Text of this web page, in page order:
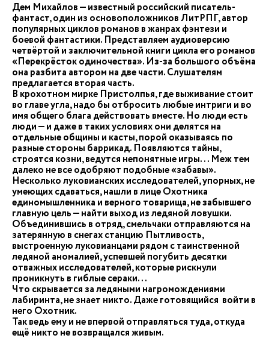
Дем Михайлов — известный российский писатель-
фантаст, один из основоположников ЛитРПГ, автор
популярных циклов романов в жанрах фэнтези и
боевой фантастики. Представляем аудиоверсию
четвёртой и заключительной книги цикла его романов
«Перекрёсток одиночества». Из-за большого объёма
она разбита автором на две части. Слушателям
предлагается вторая часть.
В крохотном мирке Пристолпья, где выживание стоит
во главе угла, надо бы отбросить любые интриги и во
имя общего блага действовать вместе. Но люди есть
люди — и даже в таких условиях они делятся на
отдельные общины и касты, порой оказываясь по
разные стороны баррикад. Появляются тайны,
строятся козни, ведутся непонятные игры... Меж тем
далеко не все одобряют подобные «забавы».
Несколько луковианских исследователей, упорных, не
умеющих сдаваться, нашли в лице Охотника
единомышленника и верного товарища, не забывшего
главную цель — найти выход из ледяной ловушки.
Объединившись в отряд, смельчаки отправляются на
затерянную в снегах станцию Пытливость,
выстроенную луковианцами рядом с таинственной
ледяной аномалией, успевшей погубить десятки
отважных исследователей, которые рискнули
проникнуть в гиблые сераки...
Что скрывается за ледяными нагромождениями
лабиринта, не знает никто. Даже готовящийся войти в
него Охотник.
Так ведь ему и не впервой отправляться туда, откуда
ещё никто не возвращался живым.